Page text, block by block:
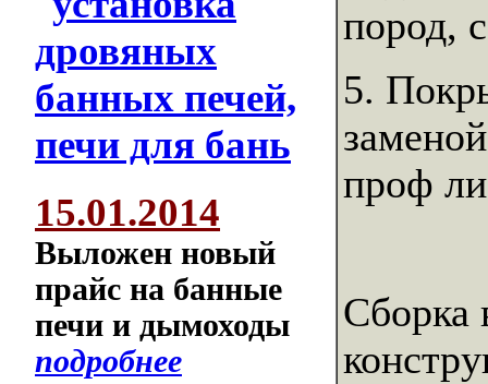
15.01.2014
Выложен новый
прайс на банные
печи и дымоходы
подробнее
пород,
5.
проф
Сборка